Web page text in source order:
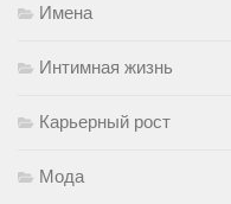
Имена
Интимная жизнь
Карьерный рост
Мода